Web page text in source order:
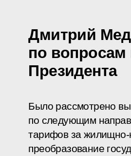
Дмитрий
по вопросам
Президента
Было рассмотрено
по следующим
тарифов за жилищно-
преобразование